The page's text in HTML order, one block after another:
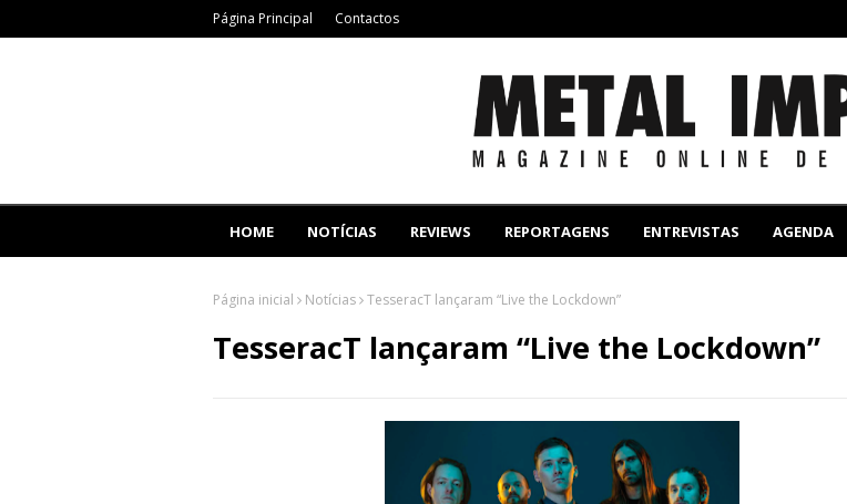
Página Principal Contactos
HOME NOTÍCIAS REVIEWS REPORTAGENS ENTREVISTAS AGENDA
Página inicial Notícias TesseracT lançaram “Live the Lockdown”
TesseracT lançaram “Live the Lockdown”